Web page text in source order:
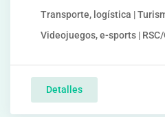
Transporte, logística |
Videojuegos, e-sports | RSC/
Detalles